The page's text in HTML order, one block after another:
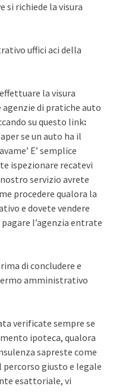
si richiede la visura
uffici aci della
la visura
di pratiche auto
su questo link:
se un auto ha il
E’ semplice
ispezionare recatevi
servizio avrete
procedere qualora la
e dovete vendere
l’agenzia entrate
di concludere e
amministrativo
verificate sempre se
ipoteca, qualora
sapreste come
percorso giusto e legale
esattoriale, vi